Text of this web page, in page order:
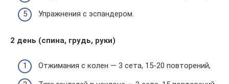
Упражнения с эспандером.
2 день (спина, грудь, руки)
Отжимания с колен — 3 сета, 15-20 повторений,